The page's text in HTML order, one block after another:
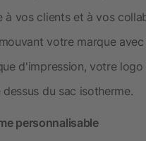
à vos clients et à vos
votre marque
d'impression, votre
du sac isotherme.
personnalisable